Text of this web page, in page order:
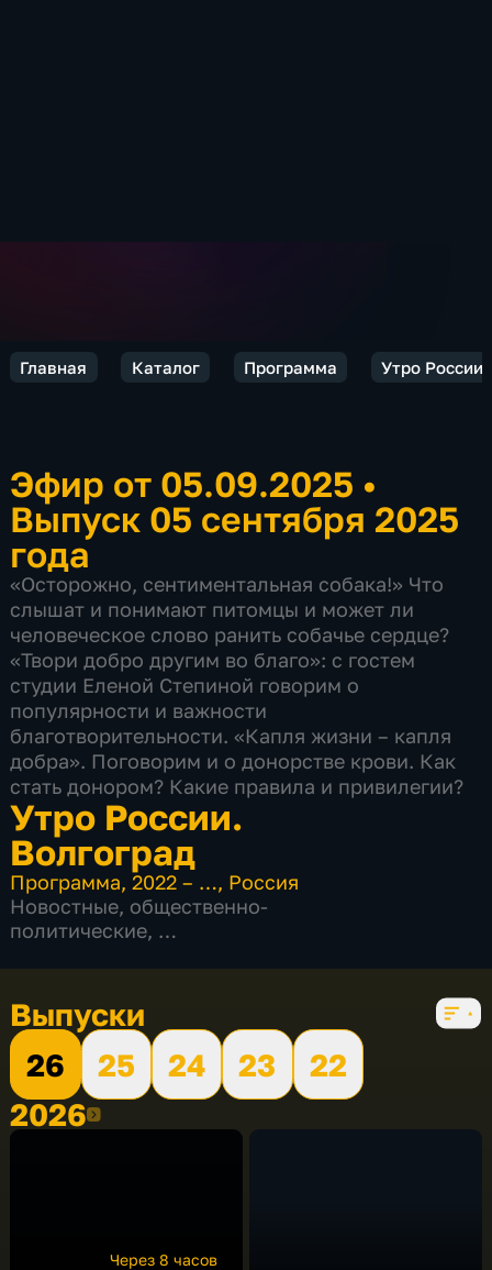
Главная Каталог Программа Утро
Эфир от 05.09.2025 •
Выпуск 05 сентября 2025
года
«Осторожно, сентиментальная собака!» Что
слышат и понимают питомцы и может ли
человеческое слово ранить собачье сердце?
«Твори добро другим во благо»: с гостем
студии Еленой Степиной говорим о
популярности и важности
благотворительности. «Капля жизни – капля
добра». Поговорим и о донорстве крови. Как
стать донором? Какие правила и привилегии?
Утро России.
Волгоград
Программа,2022 – …, Россия
Новостные, общественно-
политические,
Выпуски
26
25 24 23
22
20262026
Через 8 часов